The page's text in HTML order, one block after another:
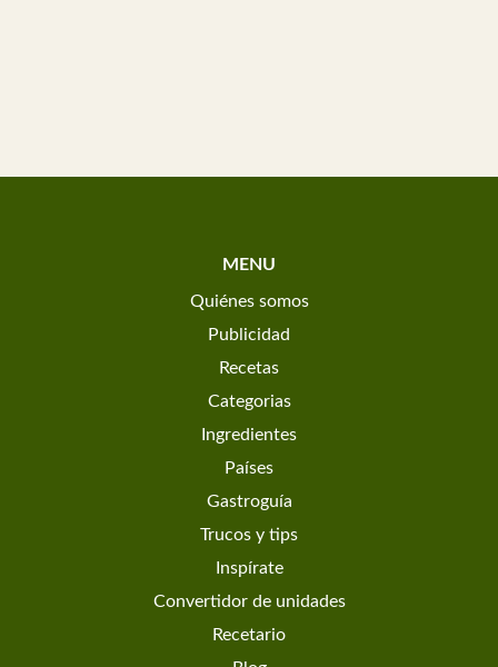
MENU
Quiénes somos
Publicidad
Recetas
Categorias
Ingredientes
Países
Gastroguía
Trucos y tips
Inspírate
Convertidor de unidades
Recetario